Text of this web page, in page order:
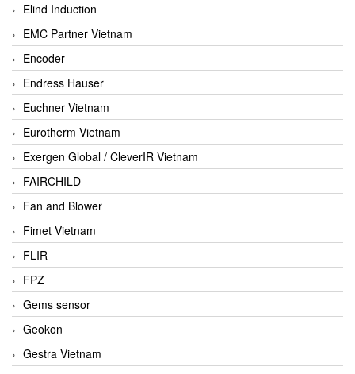
Elind Induction
EMC Partner Vietnam
Encoder
Endress Hauser
Euchner Vietnam
Eurotherm Vietnam
Exergen Global / CleverIR Vietnam
FAIRCHILD
Fan and Blower
Fimet Vietnam
FLIR
FPZ
Gems sensor
Geokon
Gestra Vietnam